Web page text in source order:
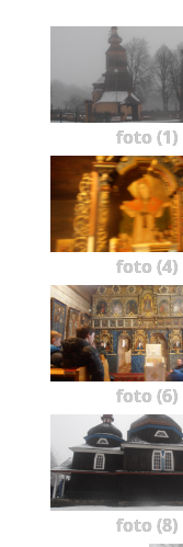
foto (1)
foto (4)
foto (6)
foto (8)